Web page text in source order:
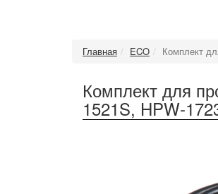
Главная ECO Комплект
Комплект для
1521S, HPW-